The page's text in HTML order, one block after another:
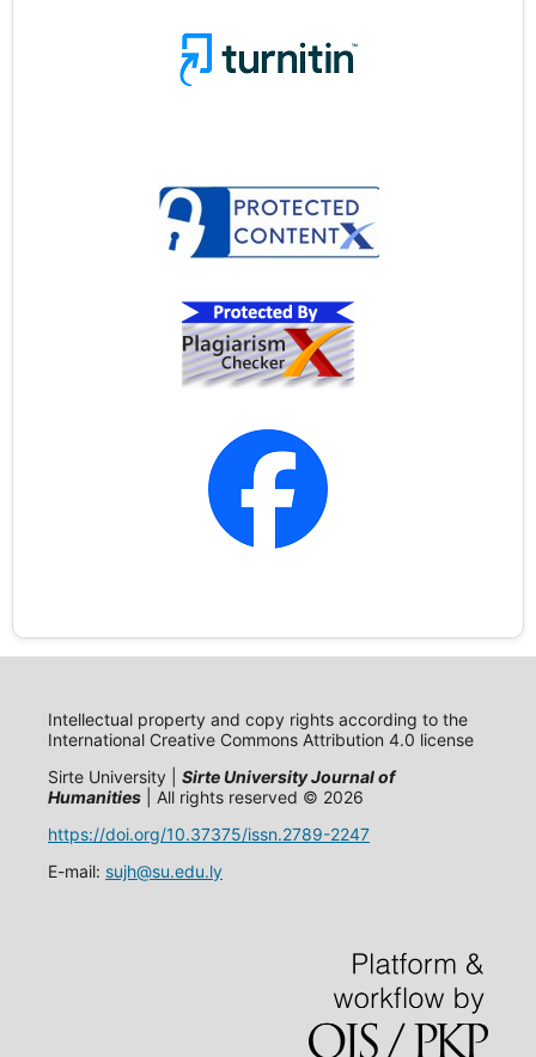
Intellectual property and copy rights according to the
International Creative Commons Attribution 4.0 license
Sirte University | Sirte University Journal of
Humanities| All rights reserved © 2026
https://doi.org/10.37375/issn.2789-2247
E-mail: sujh@su.edu.ly